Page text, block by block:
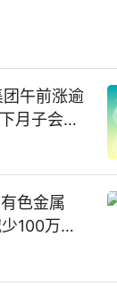
午前涨逾
月子会所
色金属
100万
洛阳钼